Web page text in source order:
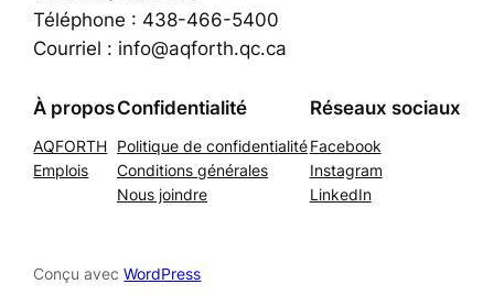
Téléphone : 438-466-5400
Courriel : info@aqforth.qc.ca
À propos
AQFORTH
Emplois
Confidentialité
Politique de confidentialité
Conditions générales
Nous joindre
Réseaux sociaux
Facebook
Instagram
LinkedIn
Conçu avecWordPress